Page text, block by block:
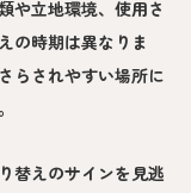
や立地環境、使用さ
の時期は異なりま
らされやすい場所に
替えのサインを見逃